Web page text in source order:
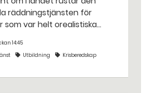
räddningstjänsten för
som var helt orealistiska
granater och hot
drönare i det
14:45
Utbildning Krisberedskap